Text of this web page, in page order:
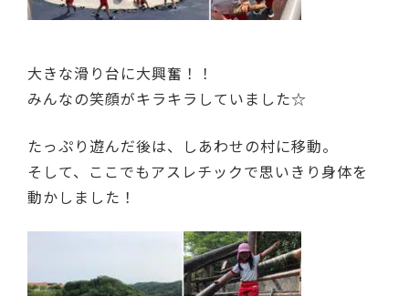
大きな滑り台に大興奮！！
みんなの笑顔がキラキラしていました☆
たっぷり遊んだ後は、しあわせの村に移動。
そして、ここでもアスレチックで思いきり身体を
動かしました！